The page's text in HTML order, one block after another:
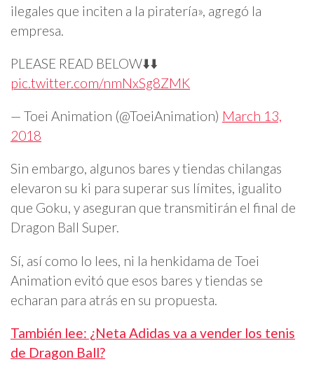
ilegales que inciten a la piratería», agregó la
empresa.
PLEASE READ BELOW⬇️⬇️
pic.twitter.com/nmNxSg8ZMK
— Toei Animation (@ToeiAnimation) March 13,
2018
Sin embargo, algunos bares y tiendas chilangas
elevaron su ki para superar sus límites, igualito
que Goku, y aseguran que transmitirán el final de
Dragon Ball Super.
Sí, así como lo lees, ni la henkidama de Toei
Animation evitó que esos bares y tiendas se
echaran para atrás en su propuesta.
También lee: ¿Neta Adidas va a vender los tenis
de Dragon Ball?